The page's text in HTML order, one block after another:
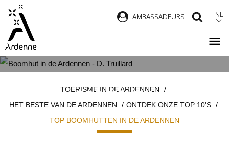
Overslaan
naar
inhoud
AMBASSADEURS NL
ARDENNEN
TOERISME IN DE ARDENNEN
HET BESTE VAN DE ARDENNEN
ONTDEK ONZE TOP 10'S
TOP BOOMHUTTEN IN DE ARDENNEN